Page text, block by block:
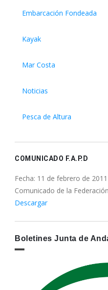
Embarcación Fondeada
Kayak
Mar Costa
Noticias
Pesca de Altura
COMUNICADO F.A.P.D
Fecha: 11 de febrero de 2011
Comunicado de la
Descargar
Boletines Junta de